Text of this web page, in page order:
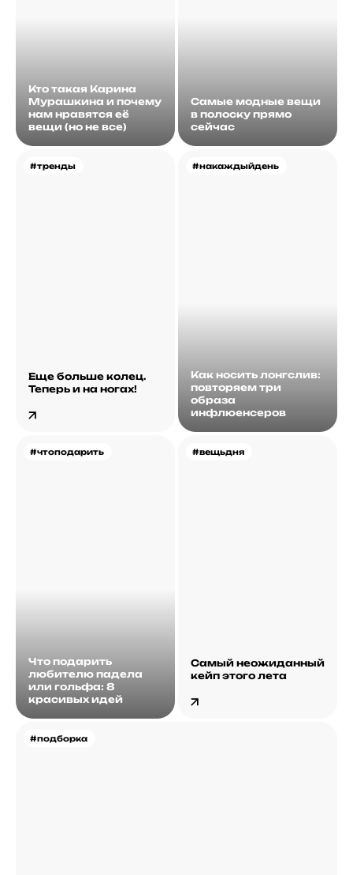
Кто такая Карина
Мурашкина и почему
нам нравятся её
вещи (но не все)
Самые модные вещи
в полоску прямо
сейчас
#тренды
Еще больше колец.
Теперь и на ногах!
#накаждыйдень
Как носить лонгслив:
повторяем три
образа
инфлюенсеров
#чтоподарить
Что подарить
любителю падела
или гольфа: 8
красивых идей
#подборка
#вещьдня
Самый неожиданный
кейп этого лета